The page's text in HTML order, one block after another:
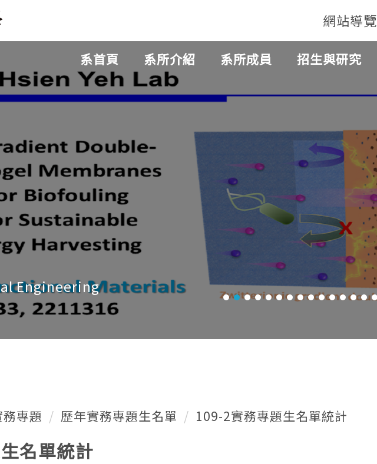
網站導覽
系首頁 系所介紹 系所成員 招生與研究
Engineering
務專題 歷年實務專題生名單 109-2實務專題生名單統計
名單統計